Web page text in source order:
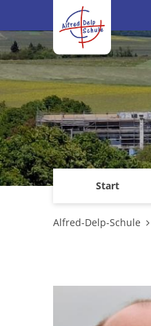
Zum Inhalt springen
Start
Alfred-Delp-Schule